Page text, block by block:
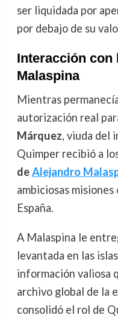
ser liquidada por
por debajo de su
Interacción con
Malaspina
Mientras
autorización real
Márquez, viuda del
Quimper recibió a
deAlejandro
ambiciosas
España.
A Malaspina le
levantada en las
información valiosa
archivo global de la
consolidó el rol de